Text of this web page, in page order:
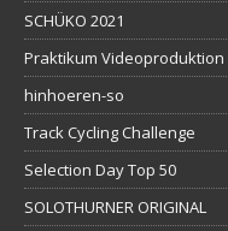
SCHÜKO 2021
Praktikum Videoproduktion
hinhoeren-so
Track Cycling Challenge
Selection Day Top 50
SOLOTHURNER ORIGINAL